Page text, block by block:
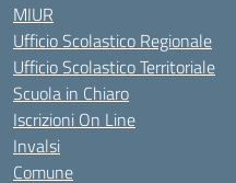
MIUR
Ufficio Scolastico Regionale
Ufficio Scolastico Territoriale
Scuola in Chiaro
Iscrizioni On Line
Invalsi
Comune